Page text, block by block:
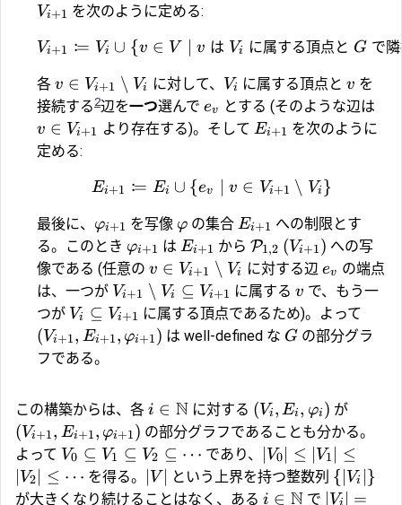
Vi+1 を次のように定める:
Vi+1 := Vi ∪ {v ∈ V ∣ v は Vi に属する頂点と G で
各 v ∈ Vi+1 ∖ Vi に対して、 Vi に属する頂点と v を
接続する 2辺を一つ選んで ev とする (そのような辺は
v ∈ Vi+1 より存在する)。そして Ei+1 を次のように
定める:
Ei+1 := Ei ∪ {ev ∣ v ∈ Vi+1 ∖ Vi }
最後に、 φi+1 を写像 φ の集合 Ei+1 への制限とす
る。このとき φi+1 は Ei+1 からP1,2 (Vi+1) への写
像である (任意の v ∈ Vi+1 ∖ Vi に対する辺 ev の端点
は、一つが Vi+1 ∖ Vi ⊆ Vi+1 に属するv で、もう一
つが Vi ⊆ Vi+1 に属する頂点であるため)。よって
(Vi+1, Ei+1, φi+1) は well-defined な Gの部分グラ
フである。
この構築からは、各 i ∈ Nに対する (Vi , Ei , φi ) が
(Vi+1, Ei+1, φi+1) の部分グラフであることも分かる。
よって V0 ⊆ V1 ⊆ V2 ⊆ ⋯ であり、 ∣ V0∣ ≤ ∣ V1 ∣ ≤
∣ V2∣ ≤ ⋯ を得る。 ∣ V ∣ という上界を持つ整数列 {∣ Vi ∣}
が大きくなり続けることはなく、ある i ∈ Nで ∣ V ∣ =